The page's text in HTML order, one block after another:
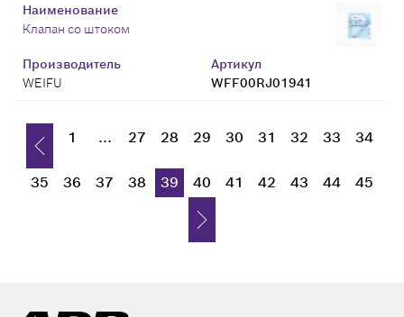
Производитель
WEIFU
Артикул
WFF00RJ01941
Наименование
Клапан со штоком
1 ... 27 28 29 30 31 32 33 34
35 36 37 38 39 40 41 42 43 44 45